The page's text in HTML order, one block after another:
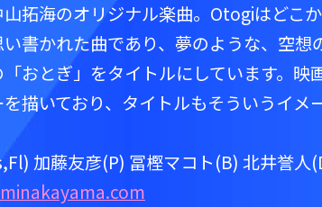
拓海のオリジナル楽曲。Otogiはどこ
書かれた曲であり、夢のような、空想
おとぎ」をタイトルにしています。映
描いており、タイトルもそういうイメ
加藤友彦(P) 冨樫マコト(B) 北井誉人